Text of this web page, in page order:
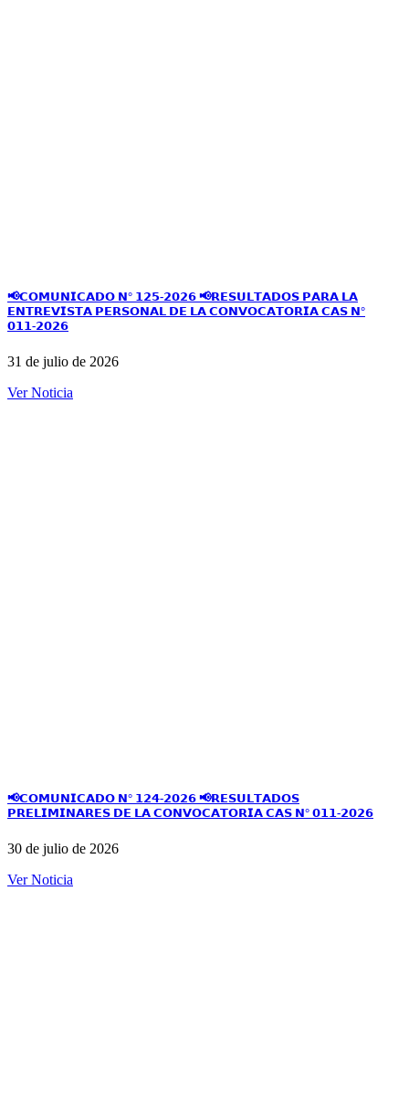
📢𝗖𝗢𝗠𝗨𝗡𝗜𝗖𝗔𝗗𝗢 𝗡° 𝟭𝟮𝟱-𝟮𝟬𝟮𝟲 📢𝗥𝗘𝗦𝗨𝗟𝗧𝗔𝗗𝗢𝗦 𝗣𝗔𝗥𝗔 𝗟𝗔
𝗘𝗡𝗧𝗥𝗘𝗩𝗜𝗦𝗧𝗔 𝗣𝗘𝗥𝗦𝗢𝗡𝗔𝗟 𝗗𝗘 𝗟𝗔 𝗖𝗢𝗡𝗩𝗢𝗖𝗔𝗧𝗢𝗥𝗜𝗔 𝗖𝗔𝗦 𝗡°
𝟬𝟭𝟭-𝟮𝟬𝟮𝟲
31 de julio de 2026
Ver Noticia
📢𝗖𝗢𝗠𝗨𝗡𝗜𝗖𝗔𝗗𝗢 𝗡° 𝟭𝟮𝟰-𝟮𝟬𝟮𝟲 📢𝗥𝗘𝗦𝗨𝗟𝗧𝗔𝗗𝗢𝗦
𝗣𝗥𝗘𝗟𝗜𝗠𝗜𝗡𝗔𝗥𝗘𝗦 𝗗𝗘 𝗟𝗔 𝗖𝗢𝗡𝗩𝗢𝗖𝗔𝗧𝗢𝗥𝗜𝗔 𝗖𝗔𝗦 𝗡° 𝟬𝟭𝟭-𝟮𝟬𝟮𝟲
30 de julio de 2026
Ver Noticia